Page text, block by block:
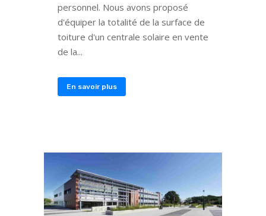
personnel. Nous avons proposé
d'équiper la totalité de la surface de
toiture d'un centrale solaire en vente
de la...
En savoir plus